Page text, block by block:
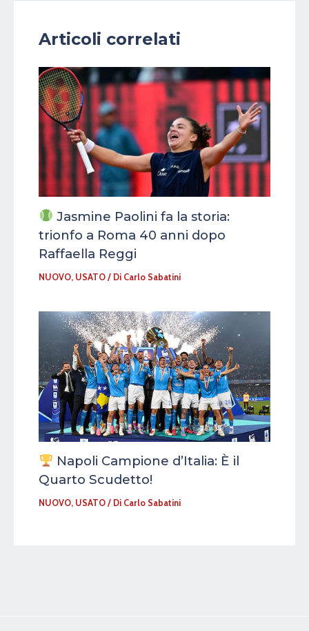
Articoli correlati
Jasmine Paolini fa la storia:
trionfo a Roma 40 anni dopo
Raffaella Reggi
NUOVO, USATO / Di Carlo Sabatini
Napoli Campione d’Italia: È il
Quarto Scudetto!
NUOVO, USATO / Di Carlo Sabatini